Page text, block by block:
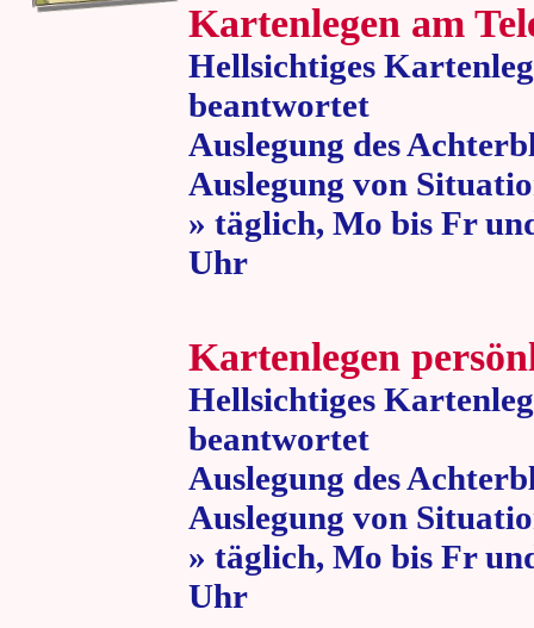
Kartenlegen am
Hellsichtiges
beantwortet
Auslegung des
Auslegung von
» täglich, Mo bis Fr
Uhr » 80
Kartenlegen
Hellsichtiges
beantwortet
Auslegung des
Auslegung von
» täglich, Mo bis Fr
Uhr » 80